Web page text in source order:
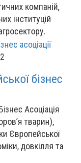
компаній,
інституцій
бізнес
Асоціація
тварин),
Європейської
довкілля та